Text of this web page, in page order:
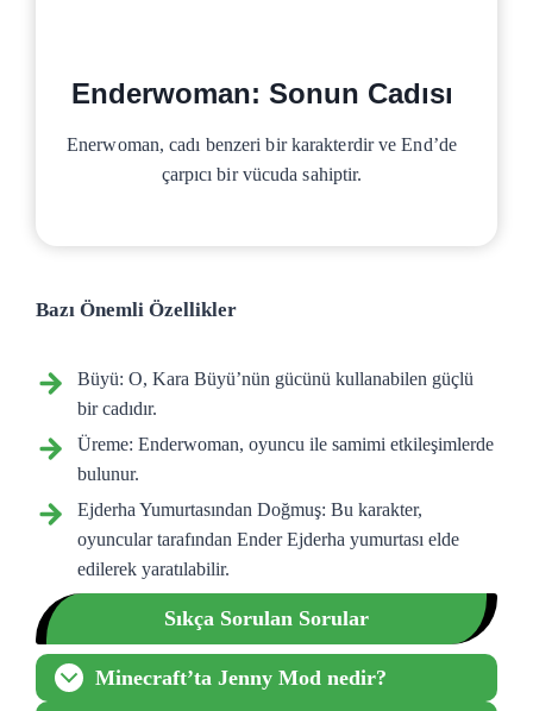
Enderwoman: Sonun Cadısı
Enerwoman, cadı benzeri bir karakterdir ve End’de
çarpıcı bir vücuda sahiptir.
Bazı Önemli Özellikler
Büyü: O, Kara Büyü’nün gücünü kullanabilen güçlü
bir cadıdır.
Üreme: Enderwoman, oyuncu ile samimi etkileşimlerde
bulunur.
Ejderha Yumurtasından Doğmuş: Bu karakter,
oyuncular tarafından Ender Ejderha yumurtası elde
edilerek yaratılabilir.
Sıkça Sorulan Sorular
Minecraft’ta Jenny Mod nedir?